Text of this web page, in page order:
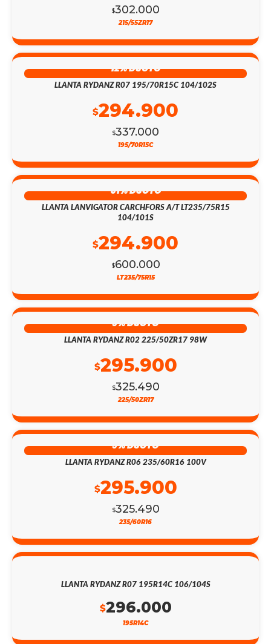
$302.000
215/55ZR17
12% DSCTO
LLANTA RYDANZ R07 195/70R15C 104/102S
$337.000
$294.900
195/70R15C
51% DSCTO
LLANTA LANVIGATOR CARCHFORS A/T LT235/75R15
104/101S
$600.000
$294.900
LT235/75R15
9% DSCTO
LLANTA RYDANZ R02 225/50ZR17 98W
$325.490
$295.900
225/50ZR17
9% DSCTO
LLANTA RYDANZ R06 235/60R16 100V
$325.490
$295.900
235/60R16
LLANTA RYDANZ R07 195R14C 106/104S
$296.000
195R14C